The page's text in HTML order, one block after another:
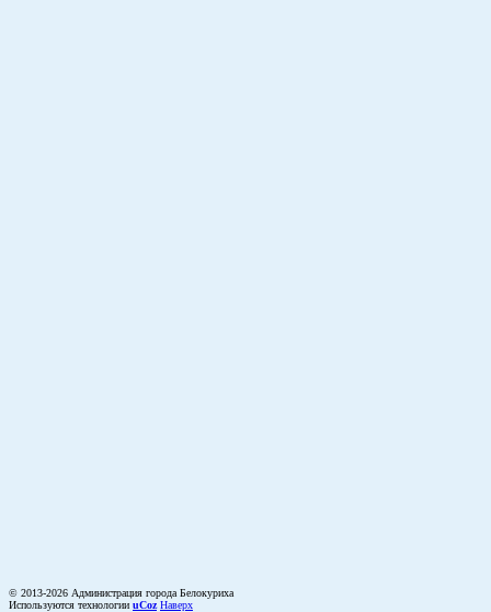
© 2013-2026 Администрация города Белокуриха
Используются технологии uCoz Наверх